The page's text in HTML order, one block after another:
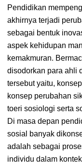
Pendidikan
akhirnya terjadi
sebagai bentuk
aspek kehidupan
kemakmuran.
disodorkan para ahli
tersebut yaitu,
konsep perubahan
toeri sosiologi serta
Di masa depan
sosial banyak
adalah sebagai
individu dalam